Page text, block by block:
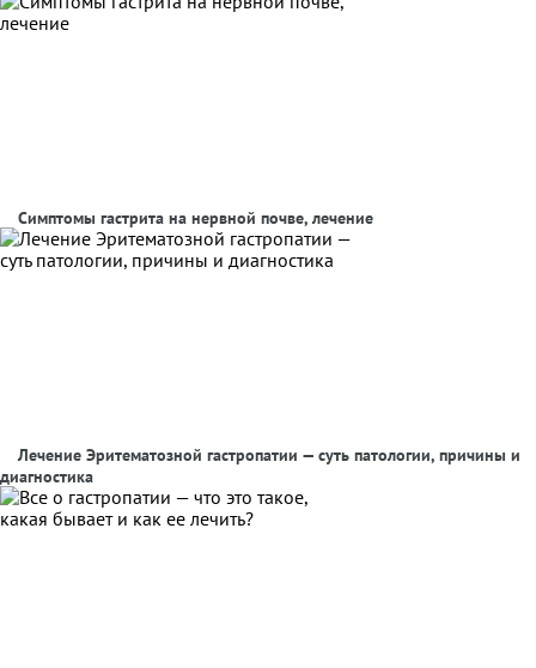
Симптомы гастрита на нервной почве, лечение
Лечение Эритематозной гастропатии — суть патологии, причины и
диагностика